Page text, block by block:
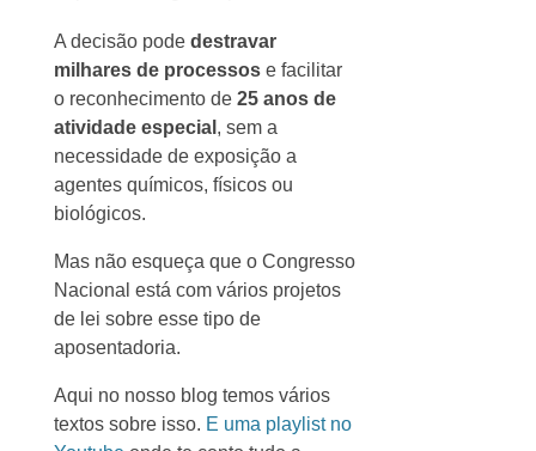
A decisão pode destravar
milhares de processos e facilitar
o reconhecimento de 25 anos de
atividade especial , sem a
necessidade de exposição a
agentes químicos, físicos ou
biológicos.
Mas não esqueça que o Congresso
Nacional está com vários projetos
de lei sobre esse tipo de
aposentadoria.
Aqui no nosso blog temos vários
textos sobre isso. E uma playlist no